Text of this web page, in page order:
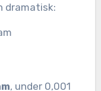
dramatisk:
, under 0,001